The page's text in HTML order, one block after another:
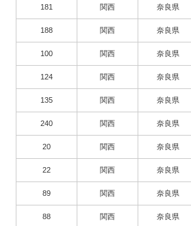
181 関西 奈良県
188 関西 奈良県
100 関西 奈良県
124 関西 奈良県
135 関西 奈良県
240 関西 奈良県
20 関西 奈良県
22 関西 奈良県
89 関西 奈良県
88 関西 奈良県